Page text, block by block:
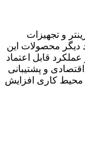
و تجهیزات
دیگر محصولات این
قابل اعتماد
و پشتیبانی
محیط کاری افزایش